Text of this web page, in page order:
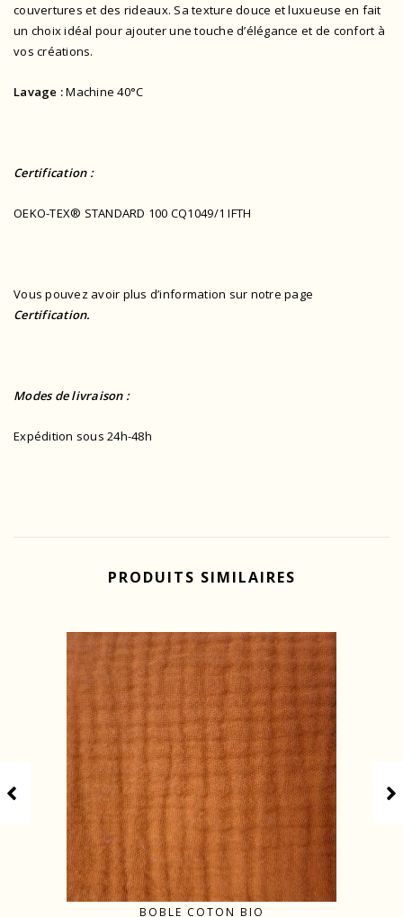
couvertures et des rideaux. Sa texture douce et luxueuse en fait
un choix idéal pour ajouter une touche d’élégance et de confort à
vos créations.
Lavage :Machine 40°C
Certification :
OEKO-TEX® STANDARD 100 CQ1049/1 IFTH
Vous pouvez avoir plus d’information sur notre page
Certification.
Modes de livraison :
Expédition sous 24h-48h
PRODUITS SIMILAIRES
BOBLE COTON BIO